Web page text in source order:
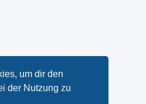
um dir den
der Nutzung zu